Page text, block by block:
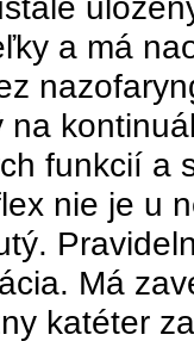
a má
na
funkcií a
nie je u
Má
katéter